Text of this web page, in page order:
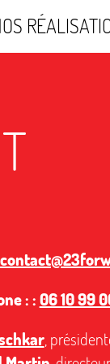
: :06 10 99
,